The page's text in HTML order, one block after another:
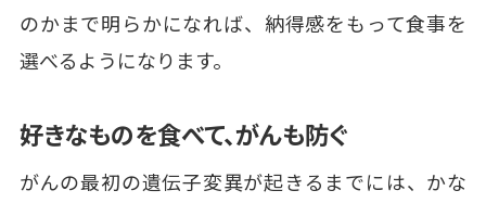
のかまで明らかになれば、納得感をもって食事を
選べるようになります。
好きなものを食べて、がんも防ぐ
がんの最初の遺伝子変異が起きるまでには、かな